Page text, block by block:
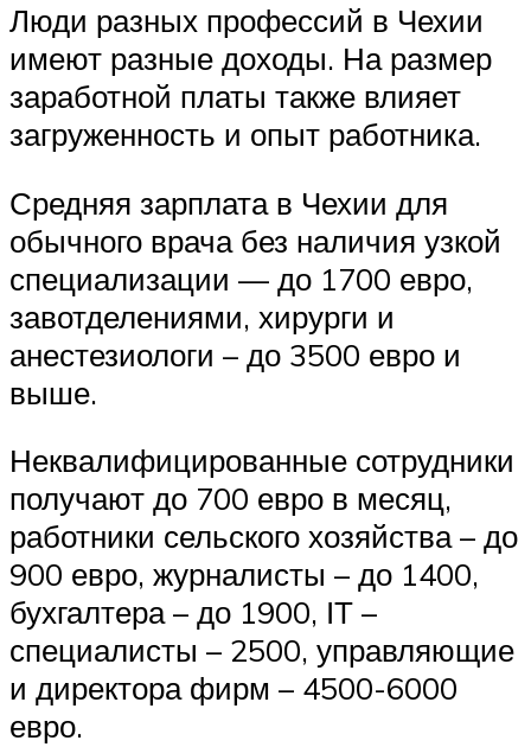
Люди разных профессий в Чехии
имеют разные доходы. На размер
заработной платы также влияет
загруженность и опыт работника.
Средняя зарплата в Чехии для
обычного врача без наличия узкой
специализации — до 1700 евро,
завотделениями, хирурги и
анестезиологи – до 3500 евро и
выше.
Неквалифицированные сотрудники
получают до 700 евро в месяц,
работники сельского хозяйства – до
900 евро, журналисты – до 1400,
бухгалтера – до 1900, ІТ –
специалисты – 2500, управляющие
и директора фирм – 4500-6000
евро.